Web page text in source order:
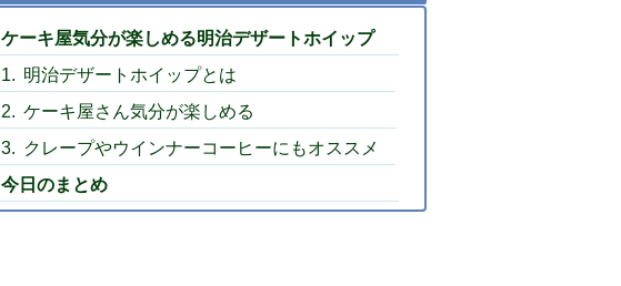
ケーキ屋気分が楽しめる明治デザートホイップ
明治デザートホイップとは
ケーキ屋さん気分が楽しめる
クレープやウインナーコーヒーにもオススメ
今日のまとめ